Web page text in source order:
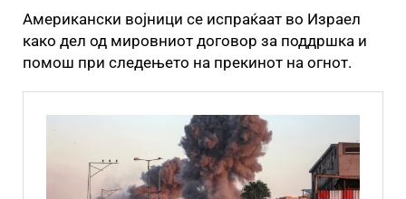
Американски војници се испраќаат во Израел
како дел од мировниот договор за поддршка и
помош при следењето на прекинот на огнот.